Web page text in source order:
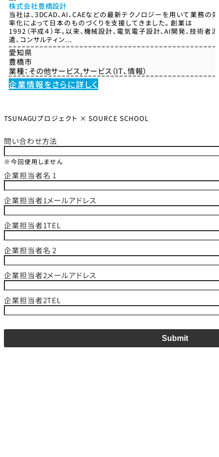
株式会社豊橋設計
当社は、3DCAD、AI、CAEなどの最新テクノロジーを用いて業務の効
率化によって日本のものづくりを支援してきました。 創業は
1992（平成４）年。以来、機械設計、電気電子設計、AI開発、技術者派
遣、コンサルティン...
愛知県
豊橋市
業種： その他サービス,サービス（IT、情報）
企業情報をさらに詳しく
TSUNAGUプロジェクト × SOURCE SCHOOL
問い合わせ方法
※今回使用しません
企業担当者名 1
企業担当者1メールアドレス
企業担当者1TEL
企業担当者名 2
企業担当者2メールアドレス
企業担当者2TEL
Submit